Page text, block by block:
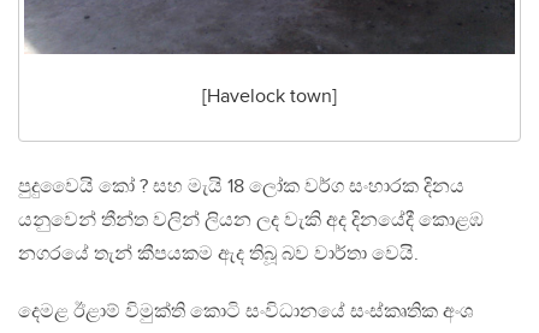
[Havelock town]
පුදු​වෛයි කෝ ? සහ මැයි 18 ලෝක වර්ග සංහාරක දිනය
යනුවෙන් තීන්ත වලින් ලියන ලද වැකි අද දිනයේදී කොළඹ
නගරයේ තැන් කීපයකම ඇද තිබූ බව වාර්තා වෙයි.
දෙමළ ඊළාම් විමුක්ති කොටි සංවිධානයේ සංස්කෘතික අංශ